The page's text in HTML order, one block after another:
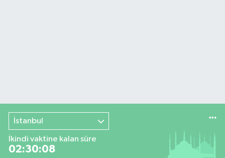
İstanbul
İkindi vaktine kalan süre
02:30:07